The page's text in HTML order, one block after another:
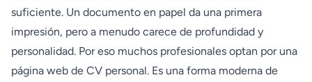
suficiente. Un documento en papel da una primera
impresión, pero a menudo carece de profundidad y
personalidad. Por eso muchos profesionales optan por una
página web de CV personal. Es una forma moderna de